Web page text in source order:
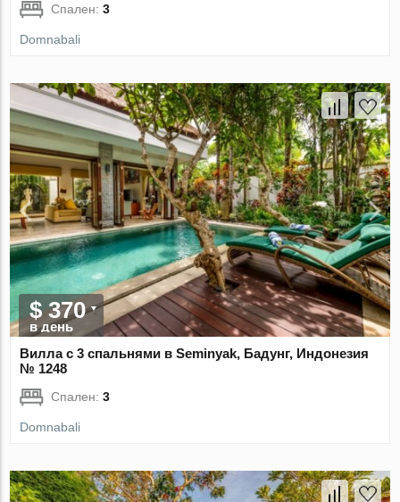
Спален:3
Domnabali
$ 370
в день
Вилла с 3 спальнями в Seminyak, Бадунг, Индонезия
№ 1248
Спален:3
Domnabali